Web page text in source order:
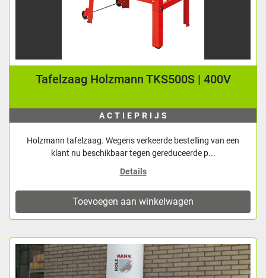
Tafelzaag Holzmann TKS500S | 400V
ACTIEPRIJS
Holzmann tafelzaag. Wegens verkeerde bestelling van een
klant nu beschikbaar tegen gereduceerde p...
Details
Toevoegen aan winkelwagen